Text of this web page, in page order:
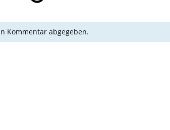
Kommentar abgegeben.